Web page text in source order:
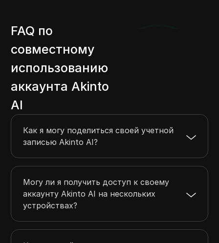
FAQ по
совместному
использованию
аккаунта Akinto
AI
Как я могу поделиться своей учетной
записью Akinto AI?
Могу ли я получить доступ к своему
аккаунту Akinto AI на нескольких
устройствах?